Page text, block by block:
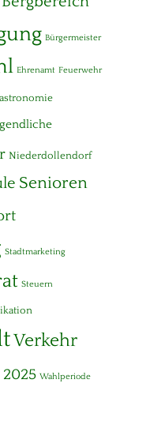
Bürgermeister
Ehrenamt Feuerwehr
Niederdollendorf
Senioren
Stadtmarketing
Steuern
Verkehr
Wahlperiode